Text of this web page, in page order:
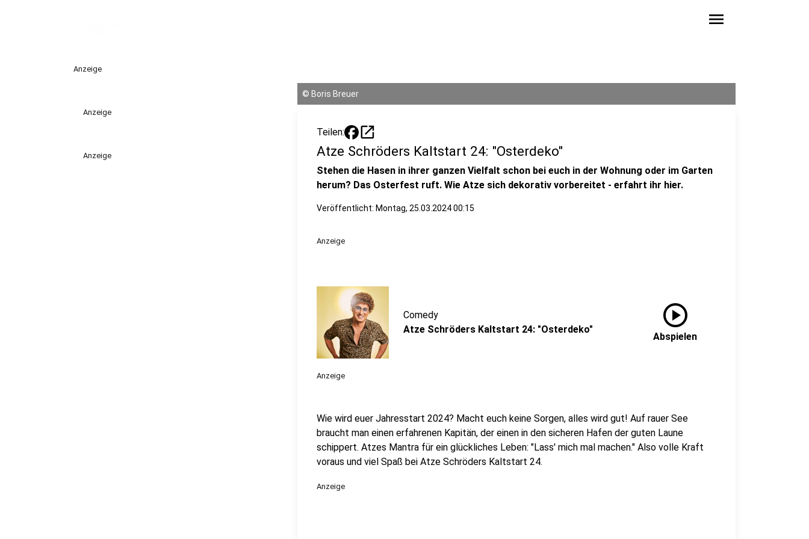
menu
Anzeige
Anzeige
Anzeige
© Boris Breuer
Teilen: open_in_new
Atze Schröders Kaltstart 24: "Osterdeko"
Stehen die Hasen in ihrer ganzen Vielfalt schon bei euch in der Wohnung oder im Garten
herum? Das Osterfest ruft. Wie Atze sich dekorativ vorbereitet - erfahrt ihr hier.
Veröffentlicht: Montag, 25.03.2024 00:15
Anzeige
Comedy
Atze Schröders Kaltstart 24: "Osterdeko"
play_circle
Abspielen
Anzeige
Wie wird euer Jahresstart 2024? Macht euch keine Sorgen, alles wird gut! Auf rauer See
braucht man einen erfahrenen Kapitän, der einen in den sicheren Hafen der guten Laune
schippert. Atzes Mantra für ein glückliches Leben: "Lass' mich mal machen." Also volle Kraft
voraus und viel Spaß bei Atze Schröders Kaltstart 24.
Anzeige